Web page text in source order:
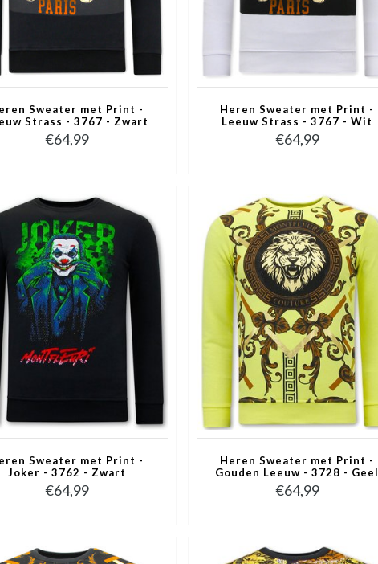
Sweater met Print -
Strass - 3767 - Zwart
€64,99
Heren Sweater met Print -
Leeuw Strass - 3767 - Wit
€64,99
Sweater met Print -
Joker - 3762 - Zwart
€64,99
Heren Sweater met Print -
Gouden Leeuw - 3728 - Geel
€64,99